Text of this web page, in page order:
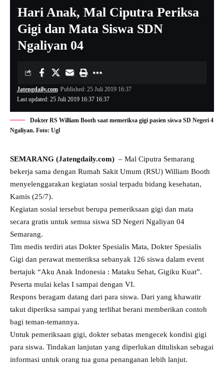
Hari Anak, Mal Ciputra Periksa
Gigi dan Mata Siswa SDN
Ngaliyan 04
Last updated: 25 Juli 2019 16:37 16:37
Jatengdaily.com Published: 25 Juli 2019 16:37
Dokter RS William Booth saat memeriksa gigi pasien siswa SD Negeri 4
Ngaliyan. Foto: Ugl
SEMARANG (Jatengdaily.com) – Mal Ciputra Semarang
bekerja sama dengan Rumah Sakit Umum (RSU) William Booth
menyelenggarakan kegiatan sosial terpadu bidang kesehatan,
Kamis (25/7).
Kegiatan sosial tersebut berupa pemeriksaan gigi dan mata
secara gratis untuk semua siswa SD Negeri Ngaliyan 04
Semarang.
Tim medis terdiri atas Dokter Spesialis Mata, Dokter Spesialis
Gigi dan perawat memeriksa sebanyak 126 siswa dalam event
bertajuk “Aku Anak Indonesia : Mataku Sehat, Gigiku Kuat”.
Peserta mulai kelas I sampai dengan VI.
Respons beragam datang dari para siswa. Dari yang khawatir
takut diperiksa sampai yang terlihat berani memberikan contoh
bagi teman-temannya.
Untuk pemeriksaan gigi, dokter sebatas mengecek kondisi gigi
para siswa. Tindakan lanjutan yang diperlukan dituliskan sebagai
informasi untuk orang tua guna penanganan lebih lanjut.